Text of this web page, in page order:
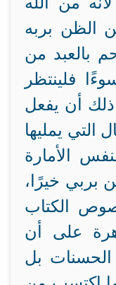
الظن بربه
بالعبد من
فلينتظر
ذلك أن يفعل
التي يمليها
الأمارة
بربي خيرًا،
الكتاب
على أن
بل